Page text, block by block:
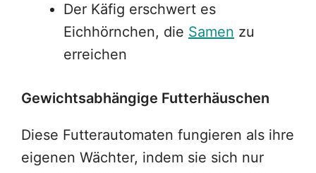
Der Käfig erschwert es
Eichhörnchen, die Samen zu
erreichen
Gewichtsabhängige Futterhäuschen
Diese Futterautomaten fungieren als ihre
eigenen Wächter, indem sie sich nur